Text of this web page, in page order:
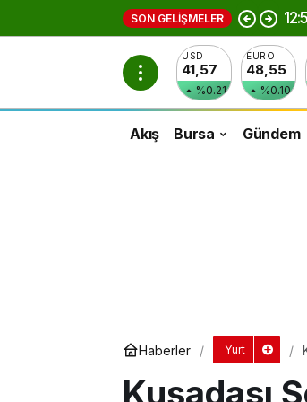
SON GELIŞMELER
USD
41,57
%0.21
EURO
48,55
%0.10
Akış Bursa Gündem
Haberler Yurt
Kuşadası